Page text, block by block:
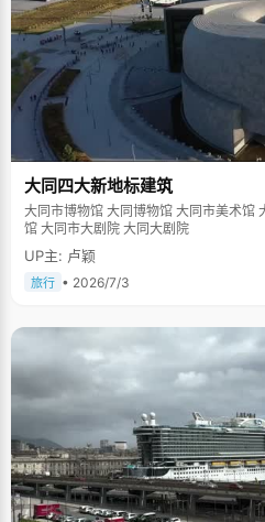
大同四大新地标建筑
大同市博物馆 大同博物馆 大同市美术馆 大同美术馆 大同市图书馆 大同图书
馆 大同市大剧院 大同大剧院
UP主: 卢颖
旅行 • 2026/7/3